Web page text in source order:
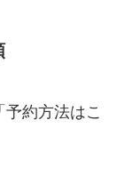
予約方法はこ